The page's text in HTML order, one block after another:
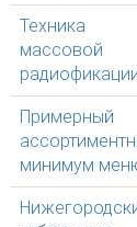
Техника
массовой
Примерный
минимум